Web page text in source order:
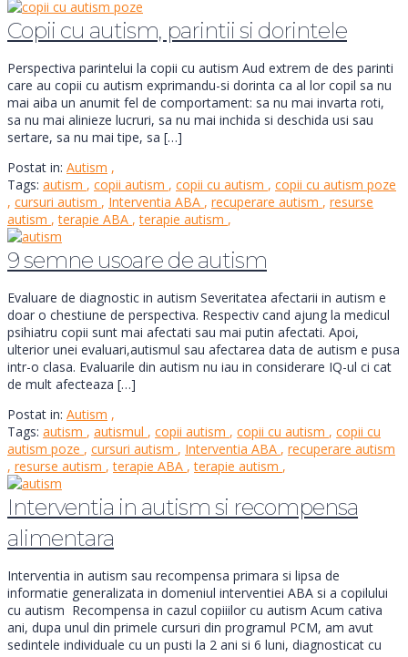
Copii cu autism, parintii si dorintele
Perspectiva parintelui la copii cu autism Aud extrem de des parinti
care au copii cu autism exprimandu-si dorinta ca al lor copil sa nu
mai aiba un anumit fel de comportament: sa nu mai invarta roti,
sa nu mai alinieze lucruri, sa nu mai inchida si deschida usi sau
sertare, sa nu mai tipe, sa […]
Postat in: Autism ,
Tags: autism , copii autism , copii cu autism , copii cu autism poze
, cursuri autism , Interventia ABA , recuperare autism , resurse
autism , terapie ABA , terapie autism ,
9 semne usoare de autism
Evaluare de diagnostic in autism Severitatea afectarii in autism e
doar o chestiune de perspectiva. Respectiv cand ajung la medicul
psihiatru copii sunt mai afectati sau mai putin afectati. Apoi,
ulterior unei evaluari,autismul sau afectarea data de autism e pusa
intr-o clasa. Evaluarile din autism nu iau in considerare IQ-ul ci cat
de mult afecteaza […]
Postat in: Autism ,
Tags: autism , autismul , copii autism , copii cu autism , copii cu
autism poze , cursuri autism , Interventia ABA , recuperare autism
, resurse autism , terapie ABA , terapie autism ,
Interventia in autism si recompensa
alimentara
Interventia in autism sau recompensa primara si lipsa de
informatie generalizata in domeniul interventiei ABA si a copilului
cu autism Recompensa in cazul copiiilor cu autism Acum cativa
ani, dupa unul din primele cursuri din programul PCM, am avut
sedintele individuale cu un pusti la 2 ani si 6 luni, diagnosticat cu